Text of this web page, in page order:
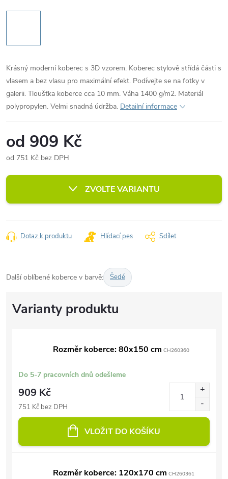
Krásný moderní koberec s 3D vzorem. Koberec stylově střídá části s
vlasem a bez vlasu pro maximální efekt. Podívejte se na fotky v
galerii. Tloušťka koberce cca 10 mm. Váha 1400 g/m2. Materiál
polypropylen. Velmi snadná údržba. Detailní informace
od 909 Kč
od 751 Kč bez DPH
cena:
ZVOLTE VARIANTU
Dotaz k produktu Hlídací pes Sdílet
Další oblíbené koberce v barvě: Šedé
Rozměr koberce: 80x150 cm CH260360
Do 5-7 pracovních dnů odešleme
909 Kč
751 Kč bez DPH
VLOŽIT DO KOŠÍKU
Rozměr koberce: 120x170 cm CH260361